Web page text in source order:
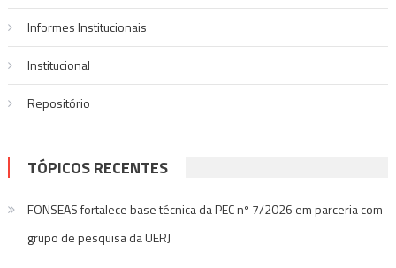
Informes Institucionais
Institucional
Repositório
TÓPICOS RECENTES
FONSEAS fortalece base técnica da PEC nº 7/2026 em parceria com
grupo de pesquisa da UERJ